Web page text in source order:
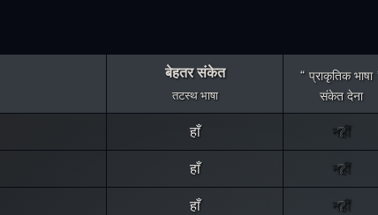
बेहतर संकेत
तटस्थ भाषा
प्राकृतिक भाषा
संकेत देना
हाँ नहीं
हाँ नहीं
हाँ नहीं